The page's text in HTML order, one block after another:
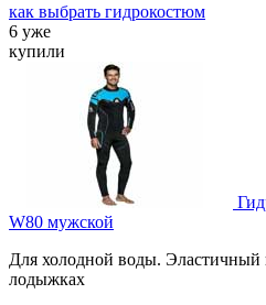
как выбрать гидрокостюм
6 уже
купили
W80 мужской
Для холодной воды.
лодыжках